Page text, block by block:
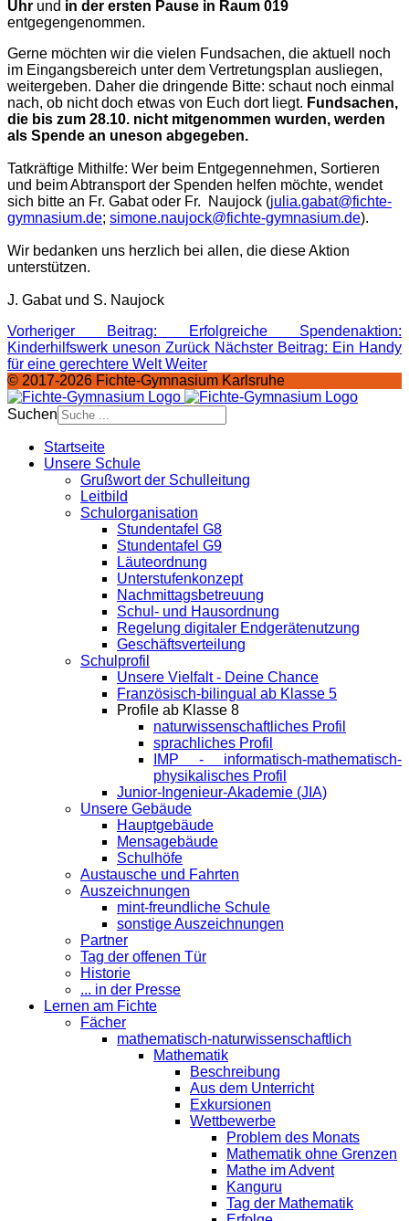
Uhr und in der ersten Pause in Raum 019
entgegengenommen.
Gerne möchten wir die vielen Fundsachen, die aktuell noch
im Eingangsbereich unter dem Vertretungsplan ausliegen,
weitergeben. Daher die dringende Bitte: schaut noch einmal
nach, ob nicht doch etwas von Euch dort liegt. Fundsachen,
die bis zum 28.10. nicht mitgenommen wurden, werden
als Spende an uneson abgegeben.
Tatkräftige Mithilfe: Wer beim Entgegennehmen, Sortieren
und beim Abtransport der Spenden helfen möchte, wendet
sich bitte an Fr. Gabat oder Fr. Naujock (julia.gabat@fichte-
gymnasium.de; simone.naujock@fichte-gymnasium.de).
Wir bedanken uns herzlich bei allen, die diese Aktion
unterstützen.
J. Gabat und S. Naujock
Vorheriger Beitrag: Erfolgreiche Spendenaktion:
Kinderhilfswerk uneson Zurück Nächster Beitrag: Ein Handy
für eine gerechtere WeltWeiter
© 2017-2026 Fichte-Gymnasium Karlsruhe
Suchen
Startseite
Unsere Schule
Grußwort der Schulleitung
Leitbild
Schulorganisation
Stundentafel G8
Stundentafel G9
Läuteordnung
Unterstufenkonzept
Nachmittagsbetreuung
Schul- und Hausordnung
Regelung digitaler Endgeräte­nutzung
Geschäftsverteilung
Schulprofil
Unsere Vielfalt - Deine Chance
Französisch-bilingual ab Klasse 5
Profile ab Klasse 8
naturwissenschaftliches Profil
sprachliches Profil
IMP - informatisch-mathematisch-
physikalisches Profil
Junior-Ingenieur-Akademie (JIA)
Unsere Gebäude
Hauptgebäude
Mensagebäude
Schulhöfe
Austausche und Fahrten
Auszeichnungen
mint-freundliche Schule
sonstige Auszeichnungen
Partner
Tag der offenen Tür
Historie
... in der Presse
Lernen am Fichte
Fächer
mathematisch-naturwissenschaftlich
Mathematik
Beschreibung
Aus dem Unterricht
Exkursionen
Wettbewerbe
Problem des Monats
Mathematik ohne Grenzen
Mathe im Advent
Kanguru
Tag der Mathematik